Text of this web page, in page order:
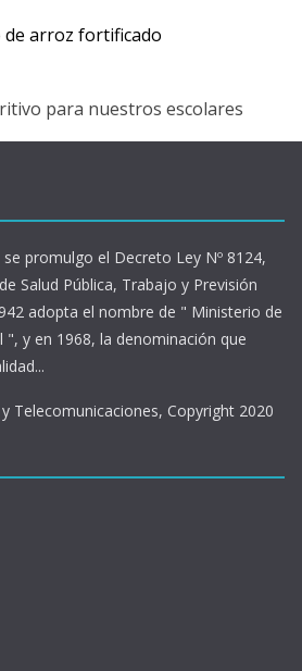
de arroz fortificado
para nuestros escolares
promulgo el Decreto Ley Nº 8124,
Salud Pública, Trabajo y Previsión
adopta el nombre de " Ministerio de
", y en 1968, la denominación que
Telecomunicaciones, Copyright 2020